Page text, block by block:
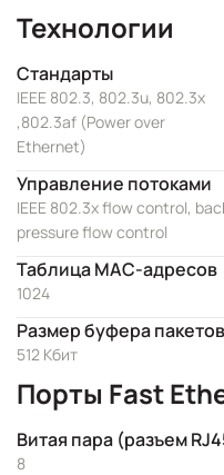
Технологии
Стандарты
IEEE 802.3, 802.3u, 802.3x
,802.3af (Power over
Ethernet)
Управление потоками
IEEE 802.3x flow control,
pressure flow control
Таблица MAC-адресов
1024
Размер буфера пакетов
512 Кбит
Порты Fast
Витая пара (разъем
8